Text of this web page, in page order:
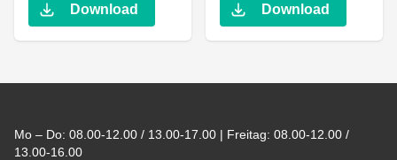
Download Download
Mo – Do: 08.00-12.00 / 13.00-17.00 | Freitag: 08.00-12.00 /
13.00-16.00